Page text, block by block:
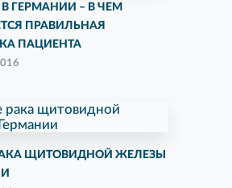
ГЕРМАНИИ – В ЧЕМ
ПРАВИЛЬНАЯ
ПАЦИЕНТА
ЩИТОВИДНОЙ ЖЕЛЕЗЫ